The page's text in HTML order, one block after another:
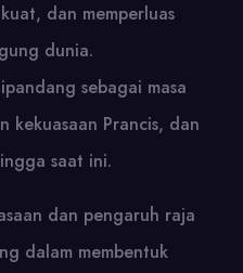
dan memperluas
dunia.
sebagai masa
kekuasaan Prancis, dan
saat ini.
dan pengaruh raja
dalam membentuk